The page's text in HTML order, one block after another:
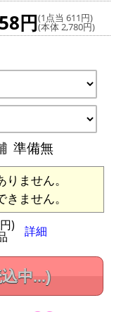
円(1点当 611円)
(本体 2,780円)
準備無
ません。
ません。
) 詳細
中...)